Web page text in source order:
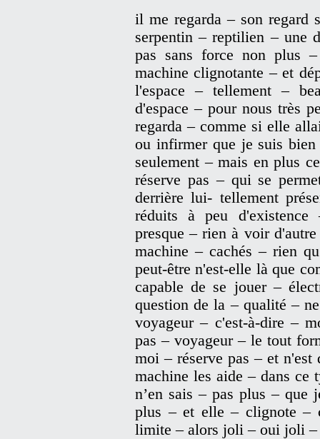
il me regarda – son regard
serpentin – reptilien – une
pas sans force non plus
machine clignotante – et
l'espace – tellement –
d'espace – pour nous très
regarda – comme si elle
ou infirmer que je suis
seulement – mais en plus
réserve pas – qui se
derrière lui- tellement
réduits à peu
presque – rien à voir
machine – cachés – rien
peut-être n'est-elle là que
capable de se jouer –
question de la – qualité –
voyageur – c'est-à-dire –
pas – voyageur – le tout
moi – réserve pas – et n'est
machine les aide – dans ce
n’en sais – pas plus – que
plus – et elle – clignote –
limite – alors joli – oui joli –